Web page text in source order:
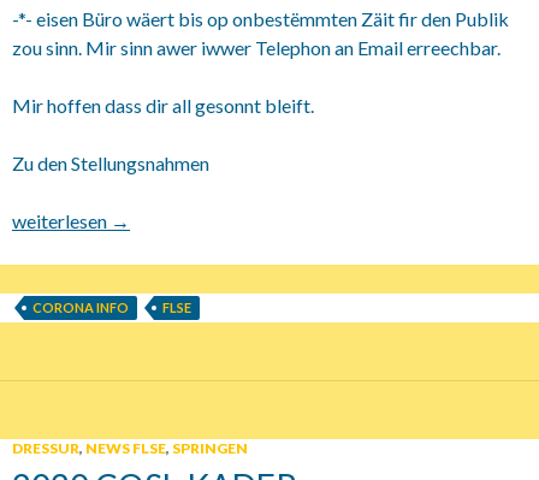
-*- eisen Büro wäert bis op onbestëmmten Zäit fir den Publik
zou sinn. Mir sinn awer iwwer Telephon an Email erreechbar.
Mir hoffen dass dir all gesonnt bleift.
Zu den Stellungsnahmen
23.03.2020 Stellungnahme der FLSE zum Coronavirus
weiterlesen →
CORONA INFO FLSE
DRESSUR, NEWS FLSE, SPRINGEN